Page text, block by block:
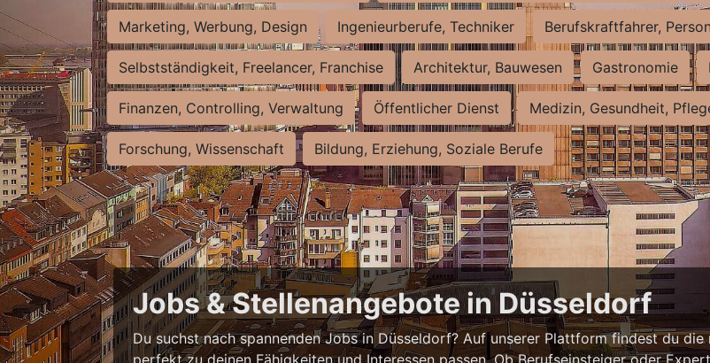
Marketing, Werbung, Design Ingenieurberufe, Techniker Berufskraftfahrer,
Selbstständigkeit, Freelancer, Franchise Architektur, Bauwesen Gastronomie
Finanzen, Controlling, Verwaltung Öffentlicher Dienst Medizin, Gesundheit,
Forschung, Wissenschaft Bildung, Erziehung, Soziale Berufe
Jobs & Stellenangebote in Düsseldorf
Du suchst nach spannenden Jobs in Düsseldorf? Auf unserer Plattform findest du